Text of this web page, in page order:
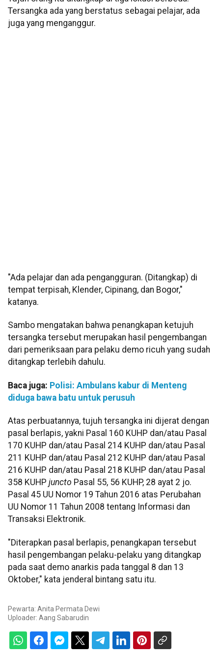
Tersangka ada yang berstatus sebagai pelajar, ada
juga yang menganggur.
"Ada pelajar dan ada pengangguran. (Ditangkap) di
tempat terpisah, Klender, Cipinang, dan Bogor,"
katanya.
Sambo mengatakan bahwa penangkapan ketujuh
tersangka tersebut merupakan hasil pengembangan
dari pemeriksaan para pelaku demo ricuh yang sudah
ditangkap terlebih dahulu.
Baca juga: Polisi: Ambulans kabur di Menteng
diduga bawa batu untuk perusuh
Atas perbuatannya, tujuh tersangka ini dijerat dengan
pasal berlapis, yakni Pasal 160 KUHP dan/atau Pasal
170 KUHP dan/atau Pasal 214 KUHP dan/atau Pasal
211 KUHP dan/atau Pasal 212 KUHP dan/atau Pasal
216 KUHP dan/atau Pasal 218 KUHP dan/atau Pasal
358 KUHP juncto Pasal 55, 56 KUHP, 28 ayat 2 jo.
Pasal 45 UU Nomor 19 Tahun 2016 atas Perubahan
UU Nomor 11 Tahun 2008 tentang Informasi dan
Transaksi Elektronik.
"Diterapkan pasal berlapis, penangkapan tersebut
hasil pengembangan pelaku-pelaku yang ditangkap
pada saat demo anarkis pada tanggal 8 dan 13
Oktober," kata jenderal bintang satu itu.
Pewarta: Anita Permata Dewi
Uploader: Aang Sabarudin